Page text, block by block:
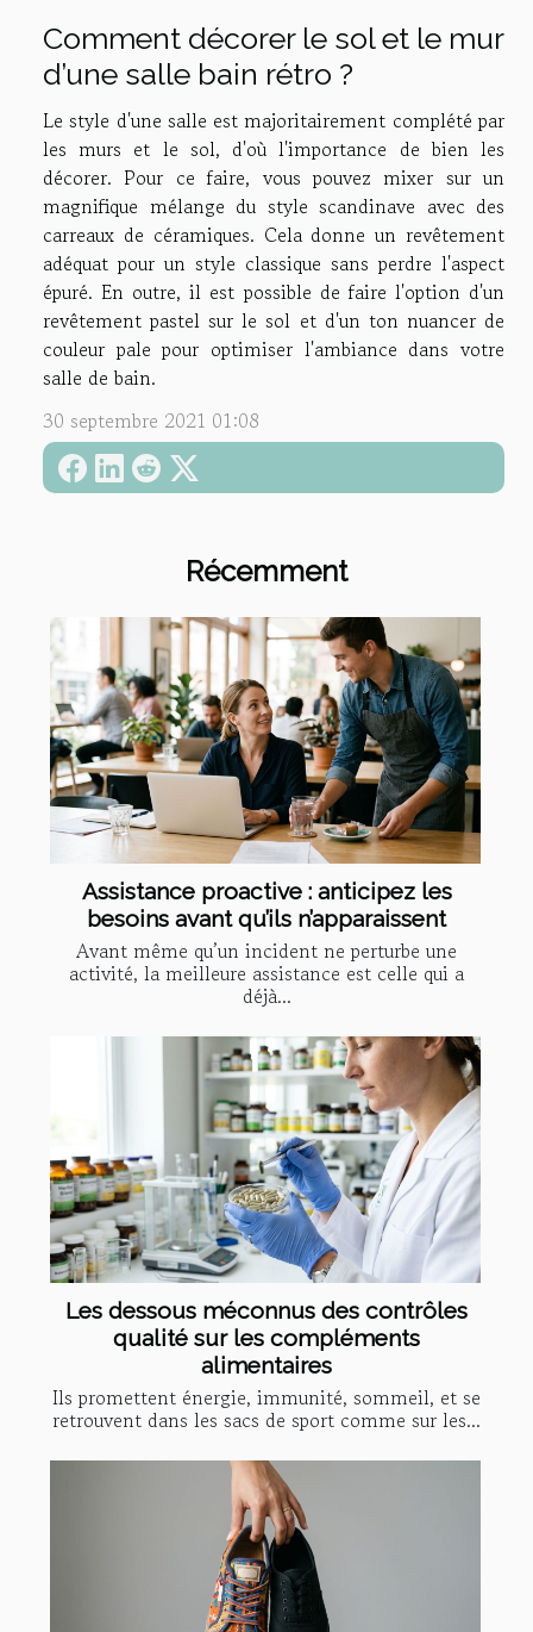
Récemment
Assistance proactive : anticipez les
besoins avant qu’ils n’apparaissent
Avant même qu’un incident ne perturbe une
activité, la meilleure assistance est celle qui a
déjà...
Les dessous méconnus des contrôles
qualité sur les compléments
alimentaires
Ils promettent énergie, immunité, sommeil, et se
retrouvent dans les sacs de sport comme sur les...
Comment décorer le sol et le mur
d’une salle bain rétro ?
Le style d'une salle est majoritairement complété par
les murs et le sol, d'où l'importance de bien les
décorer. Pour ce faire, vous pouvez mixer sur un
magnifique mélange du style scandinave avec des
carreaux de céramiques. Cela donne un revêtement
adéquat pour un style classique sans perdre l'aspect
épuré. En outre, il est possible de faire l'option d'un
revêtement pastel sur le sol et d'un ton nuancer de
couleur pale pour optimiser l'ambiance dans votre
salle de bain.
30 septembre 2021 01:08